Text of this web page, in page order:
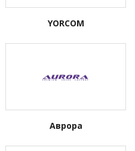
YORCOM
Аврора